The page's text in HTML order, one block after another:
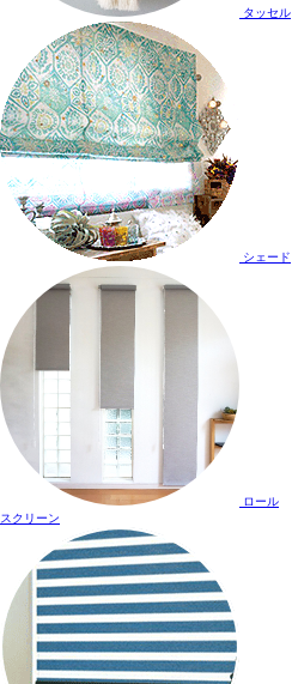
タッセル
シェード
ロール
スクリーン